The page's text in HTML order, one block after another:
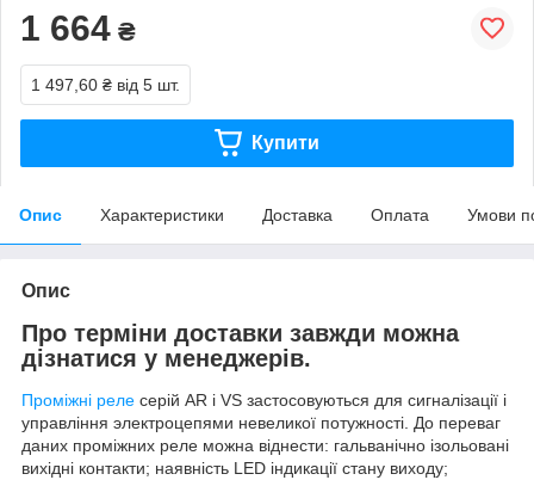
1 664 ₴
1 497,60 ₴ від 5 шт.
Купити
Опис Характеристики Доставка Оплата Умови
Опис
Про терміни доставки завжди можна
дізнатися у менеджерів.
Проміжні реле серій AR і VS застосовуються для сигналізації і
управління электроцепями невеликої потужності. До переваг
даних проміжних реле можна віднести: гальванічно ізольовані
вихідні контакти; наявність LED індикації стану виходу;